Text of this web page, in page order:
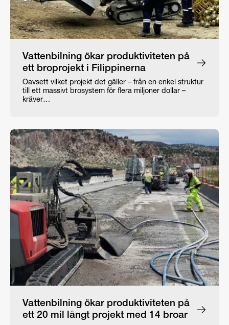
Vattenbilning ökar produktiviteten på
ett broprojekt i Filippinerna
Oavsett vilket projekt det gäller – från en enkel struktur
till ett massivt brosystem för flera miljoner dollar –
kräver…
Vattenbilning ökar produktiviteten på
ett 20 mil långt projekt med 14 broar